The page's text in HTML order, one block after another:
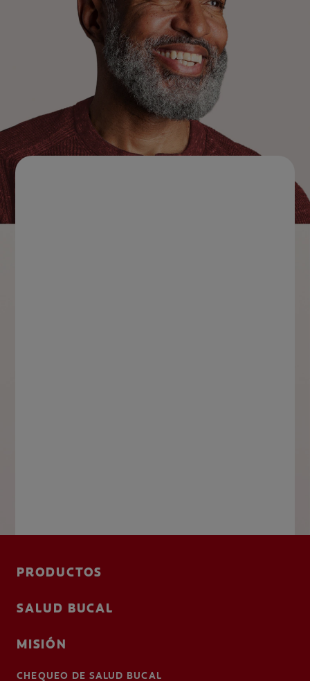
PRODUCTOS
SALUD BUCAL
MISIÓN
CHEQUEO DE SALUD BUCAL